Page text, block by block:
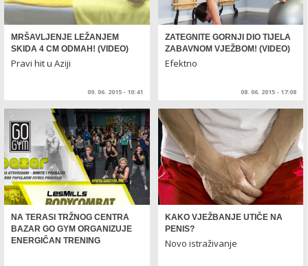
MRŠAVLJENJE LEŽANJEM
SKIDA 4 CM ODMAH! (VIDEO)
Pravi hit u Aziji
09. 06. 2015 - 10:41
ZATEGNITE GORNJI DIO TIJELA
ZABAVNOM VJEŽBOM! (VIDEO)
Efektno
08. 06. 2015 - 17:08
NA TERASI TRŽNOG CENTRA
BAZAR GO GYM ORGANIZUJE
ENERGIČAN TRENING
KAKO VJEŽBANJE UTIČE NA
PENIS?
Novo istraživanje